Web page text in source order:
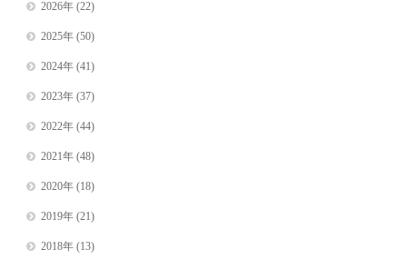
2026年(22)
2025年(50)
2024年(41)
2023年(37)
2022年(44)
2021年(48)
2020年(18)
2019年(21)
2018年(13)